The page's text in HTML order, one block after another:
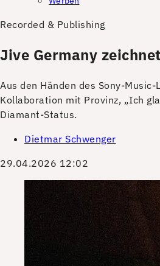
Recorded & Publishing
Jive Germany
Aus den Händen des Sony-
Kollaboration mit Provinz, „Ich
Diamant-Status.
Dietmar Schwenger
29.04.2026 12:02